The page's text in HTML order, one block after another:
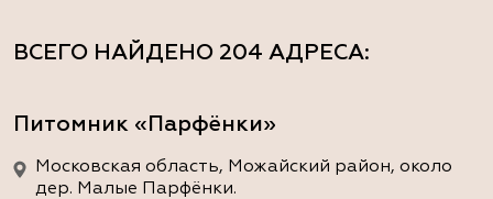
ВСЕГО НАЙДЕНО 204 АДРЕСА:
Питомник «Парфёнки»
Московская область, Можайский район, около
дер. Малые Парфёнки.